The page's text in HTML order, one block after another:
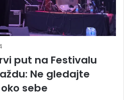
put na Festivalu
Ne gledajte
sebe